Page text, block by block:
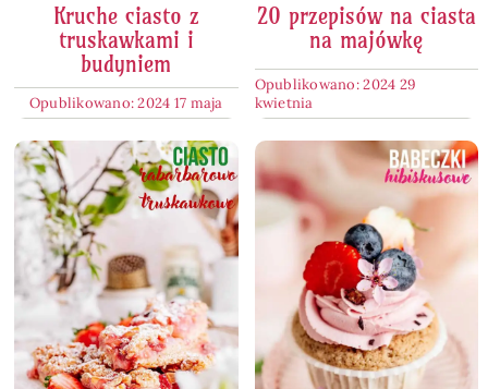
Kruche ciasto z
truskawkami i
budyniem
Opublikowano: 2024 17 maja
20 przepisów na ciasta
na majówkę
Opublikowano: 2024 29
kwietnia